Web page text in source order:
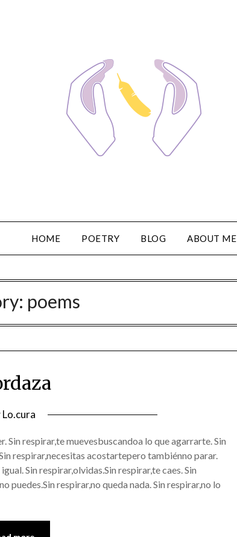
HOME POETRY BLOG ABOUT ME
poems
08/2016
Lo.cura
Sin respirar,te muevesbuscandoa lo que agarrarte. Sin
respirar,necesitas acostartepero tambiénno parar.
Sin respirar,olvidas.Sin respirar,te caes. Sin
puedes.Sin respirar,no queda nada. Sin respirar,no lo